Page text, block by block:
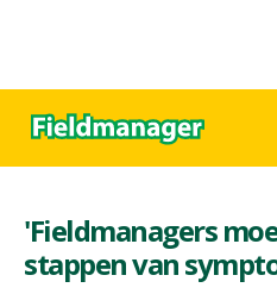
'Fieldmanagers
stappen van